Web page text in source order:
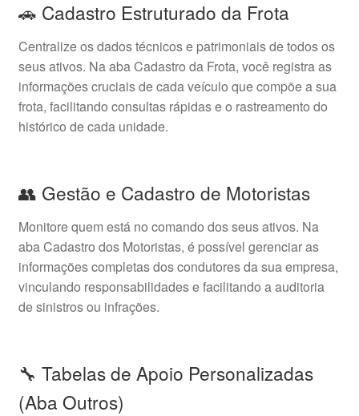
🚗 Cadastro Estruturado da Frota
Centralize os dados técnicos e patrimoniais de todos os
seus ativos. Na aba Cadastro da Frota, você registra as
informações cruciais de cada veículo que compõe a sua
frota, facilitando consultas rápidas e o rastreamento do
histórico de cada unidade.
👥 Gestão e Cadastro de Motoristas
Monitore quem está no comando dos seus ativos. Na
aba Cadastro dos Motoristas, é possível gerenciar as
informações completas dos condutores da sua empresa,
vinculando responsabilidades e facilitando a auditoria
de sinistros ou infrações.
🔧 Tabelas de Apoio Personalizadas
(Aba Outros)